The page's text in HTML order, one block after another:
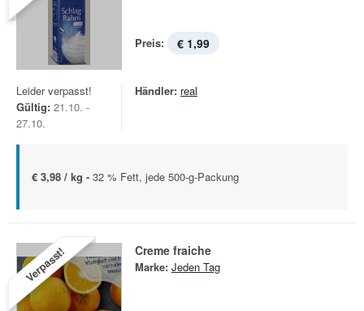
Preis: € 1,99
Leider verpasst!
Gültig: 21.10. -
27.10.
Händler: real
€ 3,98 / kg - 32 % Fett, jede 500-g-Packung
Verpasst! Creme fraiche
Marke: Jeden Tag